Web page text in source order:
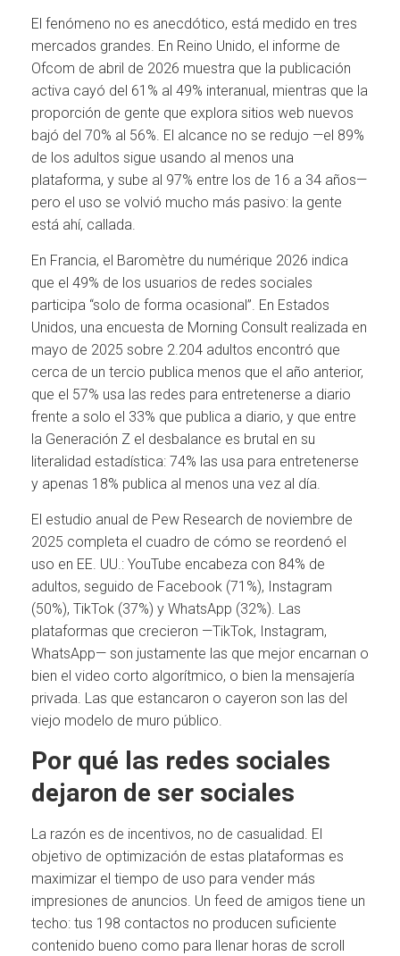
El fenómeno no es anecdótico, está medido en tres
mercados grandes. En Reino Unido, el informe de
Ofcom de abril de 2026 muestra que la publicación
activa cayó del 61% al 49% interanual, mientras que la
proporción de gente que explora sitios web nuevos
bajó del 70% al 56%. El alcance no se redujo —el 89%
de los adultos sigue usando al menos una
plataforma, y sube al 97% entre los de 16 a 34 años—
pero el uso se volvió mucho más pasivo: la gente
está ahí, callada.
En Francia, el Baromètre du numérique 2026 indica
que el 49% de los usuarios de redes sociales
participa “solo de forma ocasional”. En Estados
Unidos, una encuesta de Morning Consult realizada en
mayo de 2025 sobre 2.204 adultos encontró que
cerca de un tercio publica menos que el año anterior,
que el 57% usa las redes para entretenerse a diario
frente a solo el 33% que publica a diario, y que entre
la Generación Z el desbalance es brutal en su
literalidad estadística: 74% las usa para entretenerse
y apenas 18% publica al menos una vez al día.
El estudio anual de Pew Research de noviembre de
2025 completa el cuadro de cómo se reordenó el
uso en EE. UU.: YouTube encabeza con 84% de
adultos, seguido de Facebook (71%), Instagram
(50%), TikTok (37%) y WhatsApp (32%). Las
plataformas que crecieron —TikTok, Instagram,
WhatsApp— son justamente las que mejor encarnan o
bien el video corto algorítmico, o bien la mensajería
privada. Las que estancaron o cayeron son las del
viejo modelo de muro público.
Por qué las redes sociales
dejaron de ser sociales
La razón es de incentivos, no de casualidad. El
objetivo de optimización de estas plataformas es
maximizar el tiempo de uso para vender más
impresiones de anuncios. Un feed de amigos tiene un
techo: tus 198 contactos no producen suficiente
contenido bueno como para llenar horas de scroll